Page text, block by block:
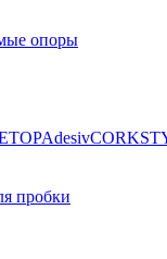
опоры
Adesiv
пробки